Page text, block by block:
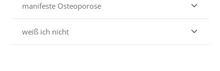
manifeste Osteoporose
weiß ich nicht